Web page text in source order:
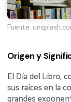
Fuente:
Origen y
El Día del Libro,
sus raíces en la
grandes